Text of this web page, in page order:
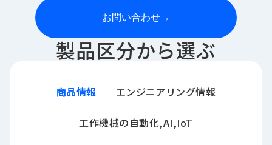
お問い合わせ→
製品区分から選ぶ
商品情報 エンジニアリング情報
工作機械の自動化,AI,IoT